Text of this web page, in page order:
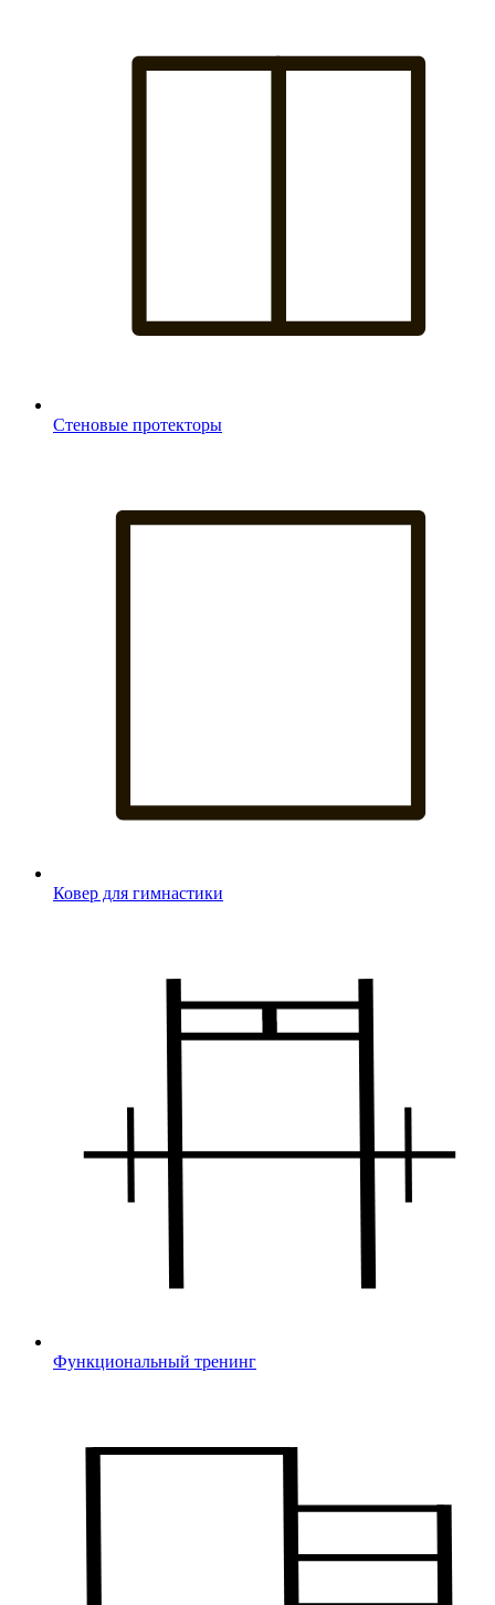
Стеновые протекторы
Ковер для гимнастики
Функциональный тренинг